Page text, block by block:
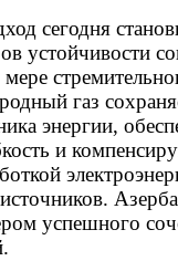
сегодня
устойчивости
газ
энергии,
и
успешного